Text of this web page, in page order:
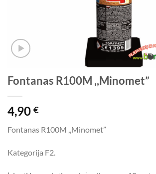
Fontanas R100M ,,Minomet”
4,90 €
Fontanas R100M ,,Minomet”
Kategorija F2.